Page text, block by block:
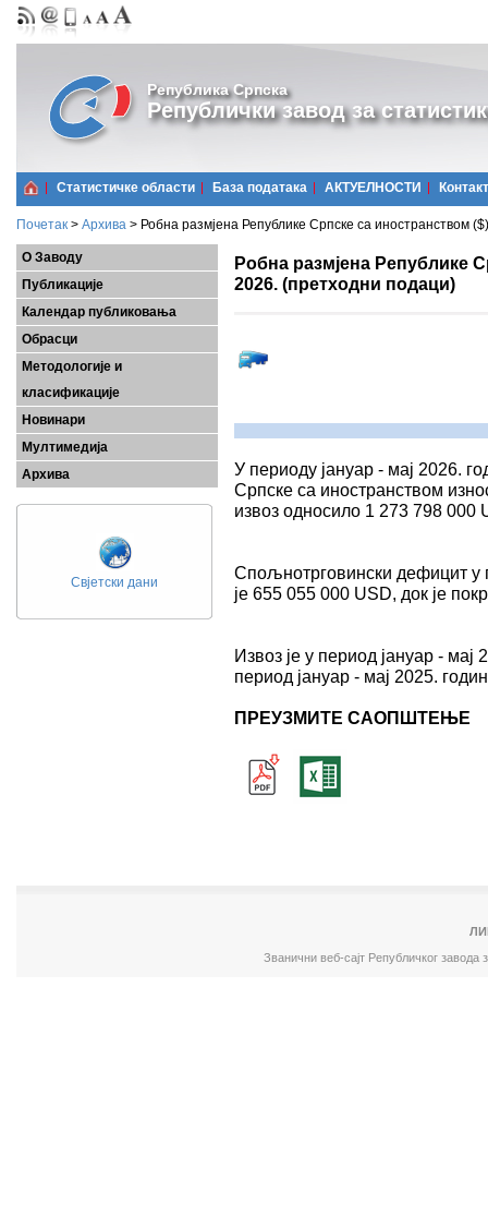
Република Српска
Републички завод за
Статистичке области Базa података АКТУЕЛНОСТИ Контакт
Почетак > Архива > Робна размјена Републике Српске са иностранством
О Заводу
Публикације
Календар публиковања
Обрасци
Методологије и
класификације
Новинари
Мултимедија
Архива
Свјетски дани
Робна размјена Републике
2026. (претходни подаци)
У периоду јануар - мај 2026.
Српске са иностранством
извоз односило 1 273 798 000
Спољнотрговински дефицит у
је 655 055 000 USD, док је
Извоз је у период јануар -
период јануар - мај 2025.
ПРЕУЗМИТЕ САОПШТЕЊЕ
Званични веб-сајт Републичког